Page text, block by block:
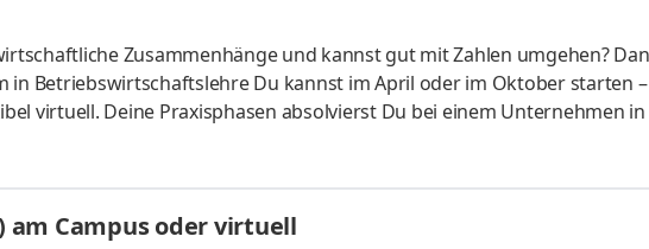
Zusammenhänge und kannst gut mit Zahlen umgehen?
in Betriebswirtschaftslehre Du kannst im April oder im Oktober starten
virtuell. Deine Praxisphasen absolvierst Du bei einem Unternehmen
eine von fünf Spezialisierungsmöglichkeiten – und kannst Dich so noch
Accounting &
Aufgaben Du
Aufnahmeprüfung startenDu absolvierst ein staatlich anerkanntes
am Campus oder virtuell